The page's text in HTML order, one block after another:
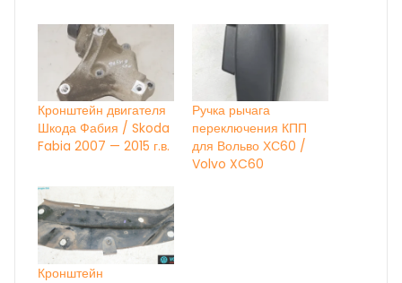
Кронштейн двигателя
Шкода Фабия / Skoda
Fabia 2007 — 2015 г.в.
Ручка рычага
переключения КПП
для Вольво ХС60 /
Volvo XC60
Кронштейн